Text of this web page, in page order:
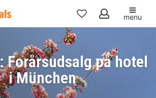
Mine
favoritter
menu
Forårsudsalg på hotel
i München